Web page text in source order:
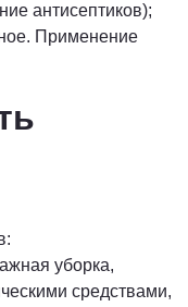
антисептиков);
Применение
уборка,
средствами,